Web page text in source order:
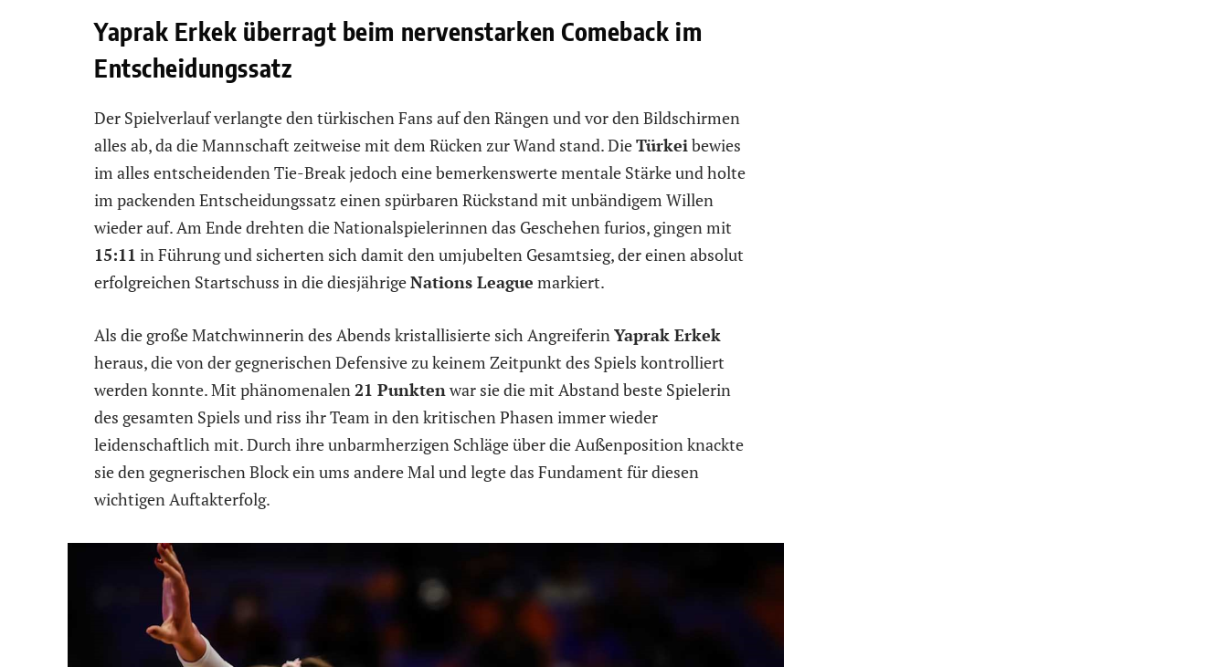
Yaprak Erkek überragt beim nervenstarken Comeback im
Entscheidungssatz
Der Spielverlauf verlangte den türkischen Fans auf den Rängen und vor den Bildschirmen
alles ab, da die Mannschaft zeitweise mit dem Rücken zur Wand stand. DieTürkeibewies
im alles entscheidenden Tie-Break jedoch eine bemerkenswerte mentale Stärke und holte
im packenden Entscheidungssatz einen spürbaren Rückstand mit unbändigem Willen
wieder auf. Am Ende drehten die Nationalspielerinnen das Geschehen furios, gingen mit
15:11 in Führung und sicherten sich damit den umjubelten Gesamtsieg, der einen absolut
erfolgreichen Startschuss in die diesjährigeNations League markiert.
Als die große Matchwinnerin des Abends kristallisierte sich Angreiferin Yaprak Erkek
heraus, die von der gegnerischen Defensive zu keinem Zeitpunkt des Spiels kontrolliert
werden konnte. Mit phänomenalen 21 Punkten war sie die mit Abstand beste Spielerin
des gesamten Spiels und riss ihr Team in den kritischen Phasen immer wieder
leidenschaftlich mit. Durch ihre unbarmherzigen Schläge über die Außenposition knackte
sie den gegnerischen Block ein ums andere Mal und legte das Fundament für diesen
wichtigen Auftakterfolg.